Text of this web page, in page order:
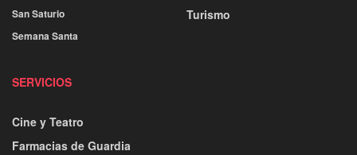
San Saturio
Semana Santa
Turismo
SERVICIOS
Cine y Teatro
Farmacias de Guardia